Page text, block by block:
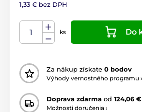
1,33 € bez DPH
ks Do
Za nákup získate 0 bodov
Výhody vernostného programu ›
Doprava zdarma od 124,06 €
Možnosti doručenia ›